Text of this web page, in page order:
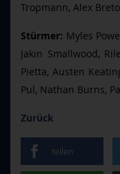
Tropmann, Alex
Stürmer: Myles
Jakin Smallwood,
Pietta, Austen
Pul, Nathan Burns,
Zurück
teilen